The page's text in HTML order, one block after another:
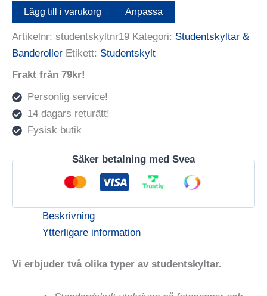
Lägg till i varukorg Anpassa
Artikelnr: studentskyltnr19 Kategori: Studentskyltar &
Banderoller Etikett: Studentskylt
Frakt från 79kr!
Personlig service!
14 dagars returätt!
Fysisk butik
Säker betalning med Svea
Beskrivning
Ytterligare information
Vi erbjuder två olika typer av studentskyltar.